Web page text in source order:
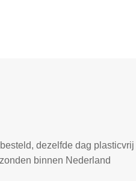
dezelfde dag plasticvrij
binnen Nederland